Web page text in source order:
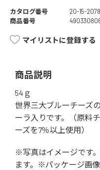
カタログ番号
20-15-
商品番号
マイリストに登録する
商品説明
54ｇ
世界三大ブルーチーズ
ーラ入りです。（原料
ーズを7％以上使用）
※写真はイメージです
ます。※パッケージ画